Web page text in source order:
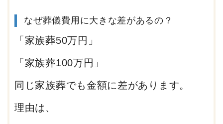
なぜ葬儀費用に大きな差があるの？
「家族葬50万円」
「家族葬100万円」
同じ家族葬でも金額に差があります。
理由は、